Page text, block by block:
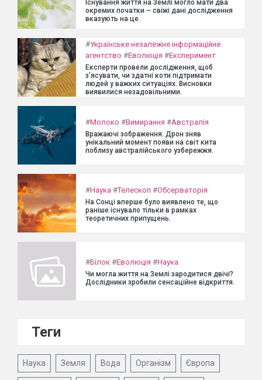
Існування життя на Землі могло мати два
окремих початки – свіжі дані дослідження
вказують на це.
#Українське незалежне інформаційне
агентство #Еволюція #Експеримент
Експерти провели дослідження, щоб
з'ясувати, чи здатні коти підтримати
людей у важких ситуаціях. Висновки
виявилися незадовільними.
#Молоко #Вимирання #Австралія
Вражаючі зображення. Дрон зняв
унікальний момент появи на світ кита
поблизу австралійського узбережжя.
#Наука #Телескоп #Обсерваторія
На Сонці вперше було виявлено те, що
раніше існувало тільки в рамках
теоретичних припущень.
#Білок #Еволюція #Наука
Чи могла життя на Землі зародитися двічі?
Дослідники зробили сенсаційне відкриття.
Теги
Наука Земля Вода Організм Європа